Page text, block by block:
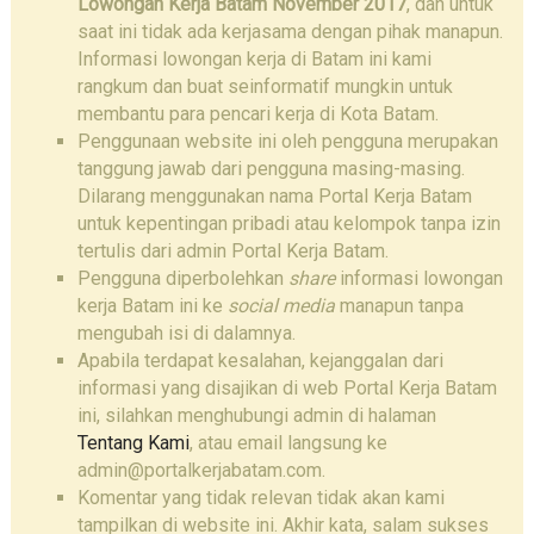
Lowongan Kerja Batam November 2017, dan untuk
saat ini tidak ada kerjasama dengan pihak manapun.
Informasi lowongan kerja di Batam ini kami
rangkum dan buat seinformatif mungkin untuk
membantu para pencari kerja di Kota Batam.
Penggunaan website ini oleh pengguna merupakan
tanggung jawab dari pengguna masing-masing.
Dilarang menggunakan nama Portal Kerja Batam
untuk kepentingan pribadi atau kelompok tanpa izin
tertulis dari admin Portal Kerja Batam.
Pengguna diperbolehkan shareinformasi lowongan
kerja Batam ini ke social mediamanapun tanpa
mengubah isi di dalamnya.
Apabila terdapat kesalahan, kejanggalan dari
informasi yang disajikan di web Portal Kerja Batam
ini, silahkan menghubungi admin di halaman
Tentang Kami, atau email langsung ke
admin@portalkerjabatam.com.
Komentar yang tidak relevan tidak akan kami
tampilkan di website ini. Akhir kata, salam sukses